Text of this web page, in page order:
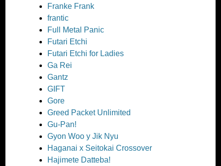
Franke Frank
frantic
Full Metal Panic
Futari Etchi
Futari Etchi for Ladies
Ga Rei
Gantz
GIFT
Gore
Greed Packet Unlimited
Gu-Pan!
Gyon Woo y Jik Nyu
Haganai x Seitokai Crossover
Hajimete Datteba!